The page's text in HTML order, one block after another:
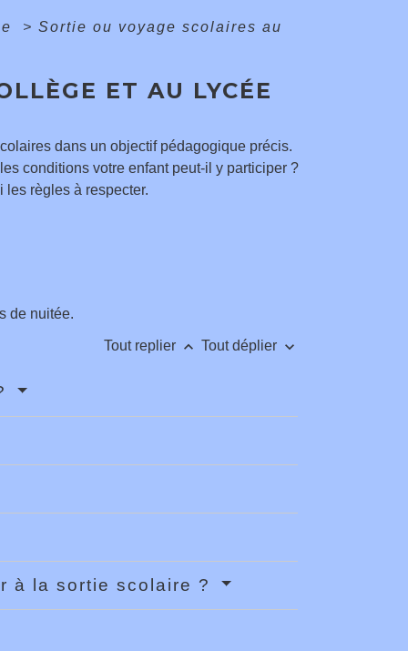
> Sortie ou voyage scolaires au
ET AU LYCÉE
dans un objectif pédagogique précis.
conditions votre enfant peut-il y participer ?
les règles à respecter.
de nuitée.
Tout replier keyboard_arrow_up Tout déplier keyboard_arrow_down
à la sortie scolaire ?